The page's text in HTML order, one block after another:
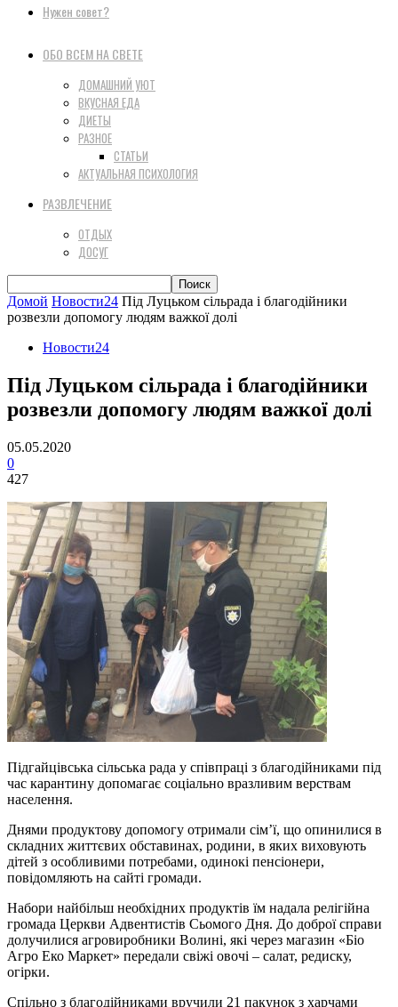
Нужен совет?
ОБО ВСЕМ НА СВЕТЕ
ДОМАШНИЙ УЮТ
ВКУСНАЯ ЕДА
ДИЕТЫ
РАЗНОЕ
СТАТЬИ
АКТУАЛЬНАЯ ПСИХОЛОГИЯ
РАЗВЛЕЧЕНИЕ
ОТДЫХ
ДОСУГ
Домой Новости24 Під Луцьком сільрада і благодійники
розвезли допомогу людям важкої долі
Новости24
Під Луцьком сільрада і благодійники
розвезли допомогу людям важкої долі
05.05.2020
0
427
Підгайцівська сільська рада у співпраці з благодійниками під
час карантину допомагає соціально вразливим верствам
населення.
Днями продуктову допомогу отримали сім’ї, що опинилися в
складних життєвих обставинах, родини, в яких виховують
дітей з особливими потребами, одинокі пенсіонери,
повідомляють на сайті громади.
Набори найбільш необхідних продуктів їм надала релігійна
громада Церкви Адвентистів Сьомого Дня. До доброї справи
долучилися агровиробники Волині, які через магазин «Біо
Агро Еко Маркет» передали свіжі овочі – салат, редиску,
огірки.
Спільно з благодійниками вручили 21 пакунок з харчами